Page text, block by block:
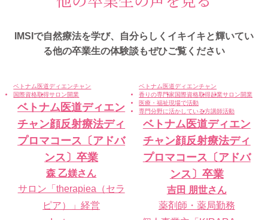
IMSIで自然療法を学び、自分らしくイキイキと輝いてい
る他の卒業生の体験談もぜひご覧ください
ベトナム医道ディエンチャン
国際資格取得サロン開業
ベトナム医道ディエン
チャン顔反射療法ディ
プロマコース〔アドバ
ンス〕卒業
森 乙媄さん
サロン「therapiea（セラ
ピア）」経営
ベトナム医道ディエンチャン
香りの専門家国際資格取得起業サロン開業
医療・福祉現場で活動
専門分野に活かしている方講師活動
ベトナム医道ディエン
チャン顔反射療法ディ
プロマコース〔アドバ
ンス〕卒業
吉田 朋世さん
薬剤師・薬局勤務